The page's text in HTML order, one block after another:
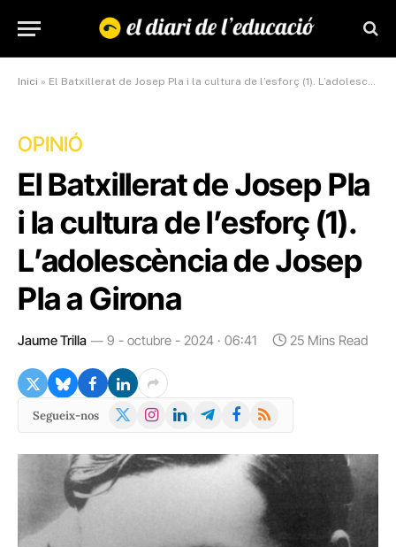
Inici » El Batxillerat de Josep Pla i la cultura de l’esforç (1). L’adolescència de Josep Pla a Girona
OPINIÓ
El Batxillerat de Josep Pla
i la cultura de l’esforç (1).
L’adolescència de Josep
Pla a Girona
Jaume Trilla 9 - octubre - 2024 · 06:41 25 Mins Read
Segueix-nos
X
Instagram
LinkedInTelegramFacebook
RSS